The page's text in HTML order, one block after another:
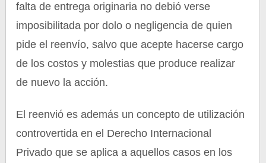
falta de entrega originaria no debió verse
imposibilitada por dolo o negligencia de quien
pide el reenvío, salvo que acepte hacerse cargo
de los costos y molestias que produce realizar
de nuevo la acción.
El reenvió es además un concepto de utilización
controvertida en el Derecho Internacional
Privado que se aplica a aquellos casos en los